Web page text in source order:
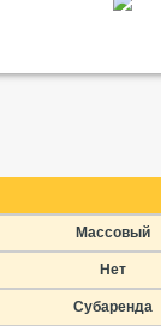
Массовый
Нет
Субаренда